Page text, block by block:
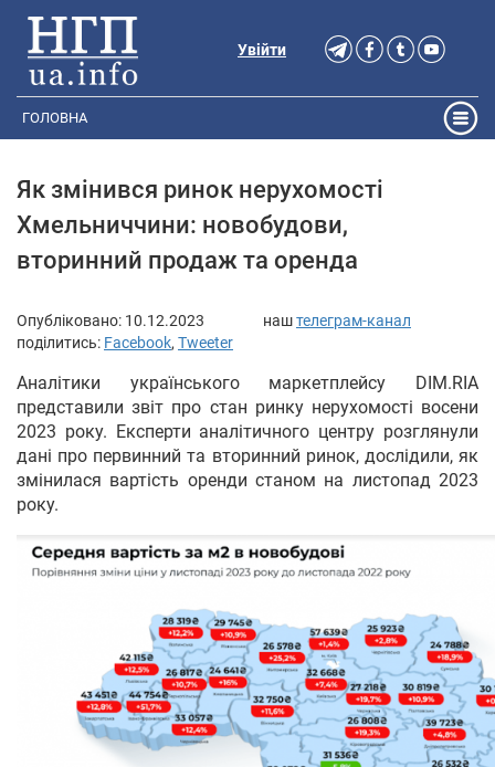
Увійти
ГОЛОВНА
Як змінився ринок нерухомості
Хмельниччини: новобудови,
вторинний продаж та оренда
Опубліковано: 10.12.2023 наштелеграм-канал
поділитись: Facebook, Tweeter
Аналітики українського маркетплейсу DIM.RIA
представили звіт про стан ринку нерухомості восени
2023 року. Експерти аналітичного центру розглянули
дані про первинний та вторинний ринок, дослідили, як
змінилася вартість оренди станом на листопад 2023
року.